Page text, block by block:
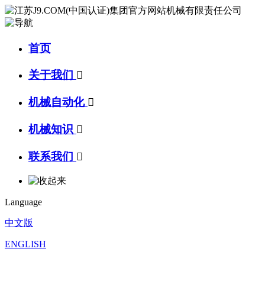
首页
关于我们 
机械自动化 
机械知识 
联系我们 
Language
中文版
ENGLISH